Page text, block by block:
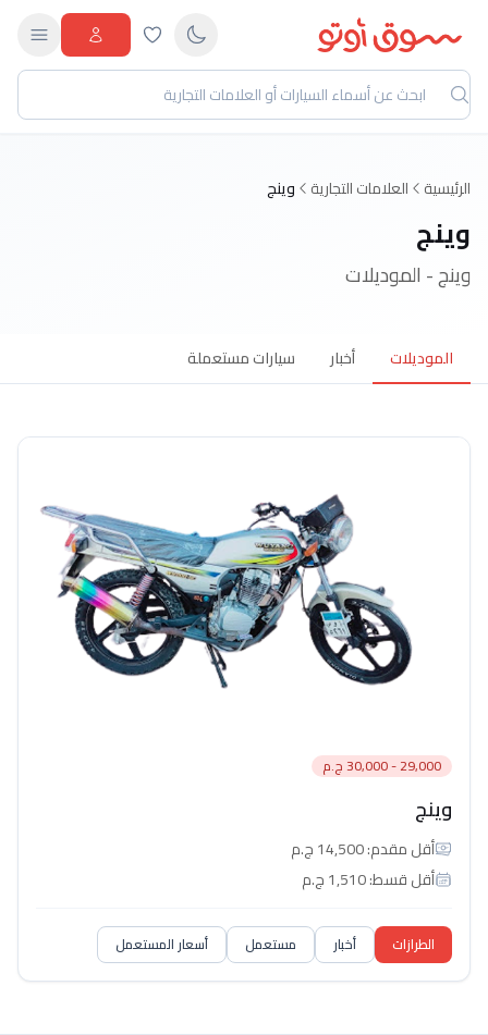
الرئيسية العلامات التجارية وينج
وينج
وينج - الموديلات
الموديلات أخبار سيارات مستعملة
29,000 - 30,000 ج.م
وينج
أقل مقدم: 14,500 ج.م
أقل قسط: 1,510 ج.م
الطرازات أخبار مستعمل أسعار المستعمل